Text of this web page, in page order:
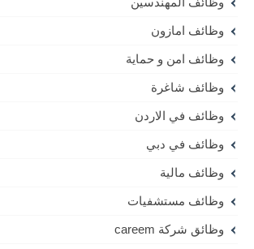
وظائف امازون
وظائف امن و حماية
وظائف شاغرة
وظائف في الاردن
وظائف في دبي
وظائف مالية
وظائف مستشفيات
وظائق شركة careem